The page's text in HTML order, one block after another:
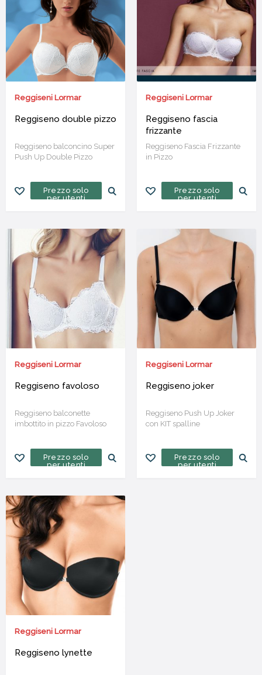
Reggiseni Lormar
Reggiseno double pizzo
Reggiseno balconcino Super
Push Up Double Pizzo
Prezzo solo
per utenti
Reggiseni Lormar
Reggiseno fascia
frizzante
Reggiseno Fascia Frizzante
in Pizzo
Prezzo solo
per utenti
Reggiseni Lormar
Reggiseno favoloso
Reggiseno balconette
imbottito in pizzo Favoloso
Prezzo solo
per utenti
Reggiseni Lormar
Reggiseno joker
Reggiseno Push Up Joker
con KIT spalline
Prezzo solo
per utenti
Reggiseni Lormar
Reggiseno lynette